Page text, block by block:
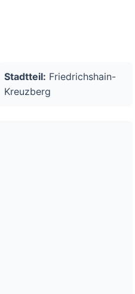
Stadtteil: Friedrichshain-
Kreuzberg